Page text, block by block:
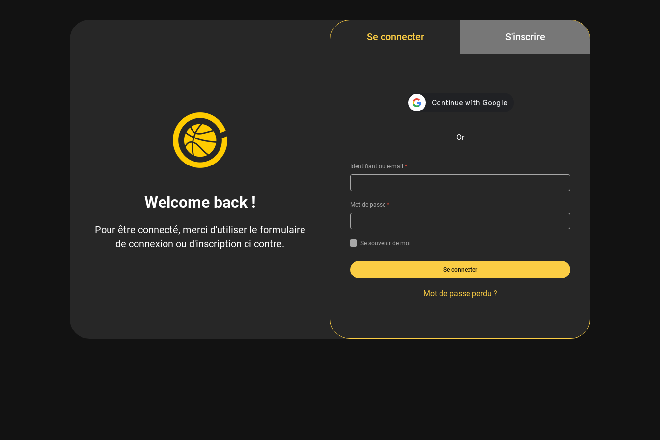
Welcome back !
Pour être connecté, merci d'utiliser le formulaire
de connexion ou d'inscription ci contre.
Se connecter S'inscrire
Or
Identifiant ou e-mail *
Mot de passe *
Se souvenir de moi
Se connecter
Mot de passe perdu ?